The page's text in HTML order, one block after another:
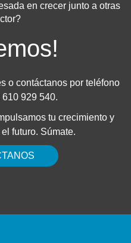
en crecer junto a otras
o contáctanos por teléfono
610 929 540.
tu crecimiento y
futuro. Súmate.